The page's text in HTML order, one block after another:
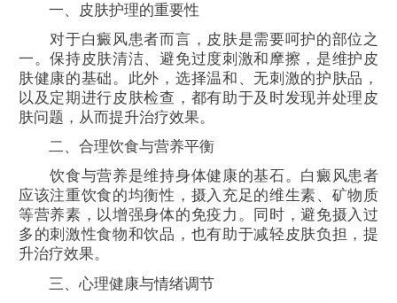
一、皮肤护理的重要性
对于白癜风患者而言，皮肤是需要呵护的部位之
一。保持皮肤清洁、避免过度刺激和摩擦，是维护皮
肤健康的基础。此外，选择温和、无刺激的护肤品，
以及定期进行皮肤检查，都有助于及时发现并处理皮
肤问题，从而提升治疗效果。
二、合理饮食与营养平衡
饮食与营养是维持身体健康的基石。白癜风患者
应该注重饮食的均衡性，摄入充足的维生素、矿物质
等营养素，以增强身体的免疫力。同时，避免摄入过
多的刺激性食物和饮品，也有助于减轻皮肤负担，提
升治疗效果。
三、心理健康与情绪调节